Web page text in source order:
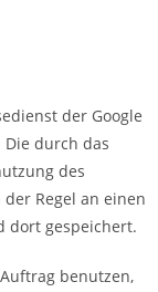
der Google
Die durch das
des
Regel an einen
dort gespeichert.
benutzen,